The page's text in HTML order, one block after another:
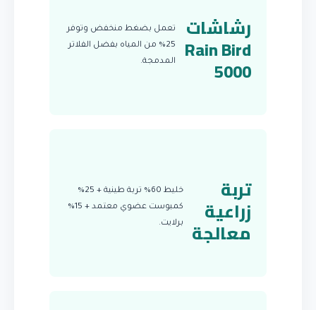
رشاشات
Rain Bird
5000
تعمل بضغط منخفض وتوفر
25% من المياه بفضل الفلاتر
المدمجة.
تربة
زراعية
معالجة
خليط 60% تربة طينية + 25%
كمبوست عضوي معتمد + 15%
برلايت.